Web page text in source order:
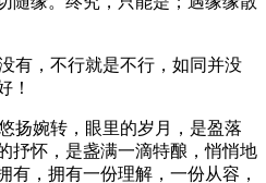
有，不行就是不行，如同并没
！
扬婉转，眼里的岁月，是盈落
抒怀，是盏满一滴特酿，悄悄地
有，拥有一份理解，一份从容，